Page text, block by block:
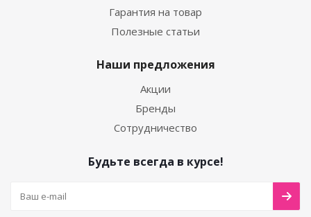
Гарантия на товар
Полезные статьи
Наши предложения
Акции
Бренды
Сотрудничество
Будьте всегда в курсе!